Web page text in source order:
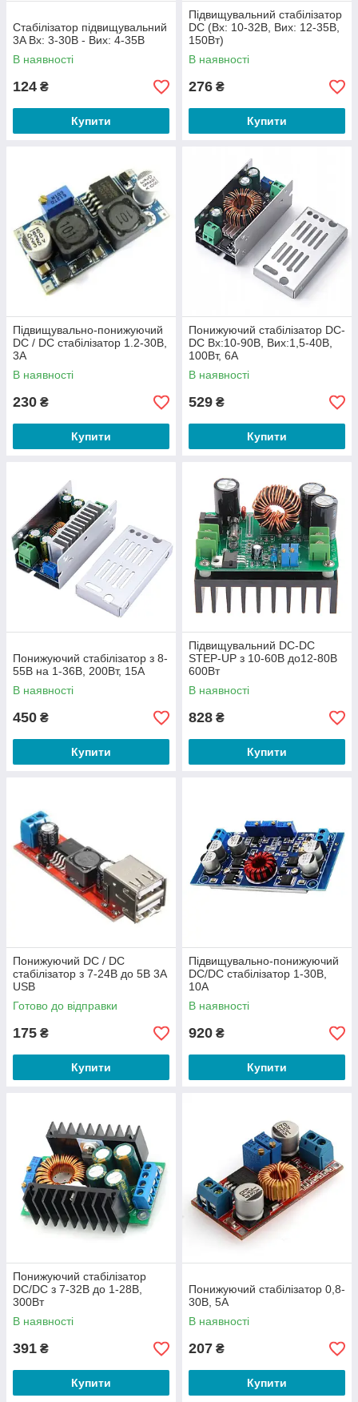
Стабілізатор підвищувальний
3A Вх: 3-30В - Вих: 4-35В
В наявності
124 ₴
Купити
Підвищувальний стабілізатор
DC (Вх: 10-32В, Вих: 12-35В,
150Вт)
В наявності
276 ₴
Купити
Підвищувально-понижуючий
DC / DC стабілізатор 1.2-30В,
3А
В наявності
230 ₴
Купити
Понижуючий стабілізатор DC-
DC Вх:10-90В, Вих:1,5-40В,
100Вт, 6А
В наявності
529 ₴
Купити
Понижуючий стабілізатор з 8-
55В на 1-36В, 200Вт, 15А
В наявності
450 ₴
Купити
Підвищувальний DC-DC
STEP-UP з 10-60В до12-80В
600Вт
В наявності
828 ₴
Купити
Понижуючий DC / DC
стабілізатор з 7-24В до 5В 3А
USB
Готово до відправки
175 ₴
Купити
Підвищувально-понижуючий
DC/DC стабілізатор 1-30В,
10А
В наявності
920 ₴
Купити
Понижуючий стабілізатор
DC/DC з 7-32В до 1-28В,
300Вт
В наявності
391 ₴
Купити
Понижуючий стабілізатор 0,8-
30В, 5А
В наявності
207 ₴
Купити